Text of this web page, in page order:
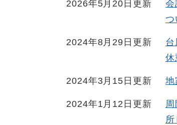
2026年5月20日更新
会
つ
2024年8月29日更新
休
2024年3月15日更新 地
2024年1月12日更新
所